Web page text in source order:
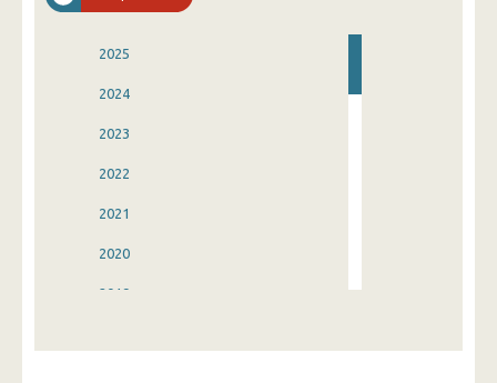
2025
2024
2023
2022
2021
2020
2019